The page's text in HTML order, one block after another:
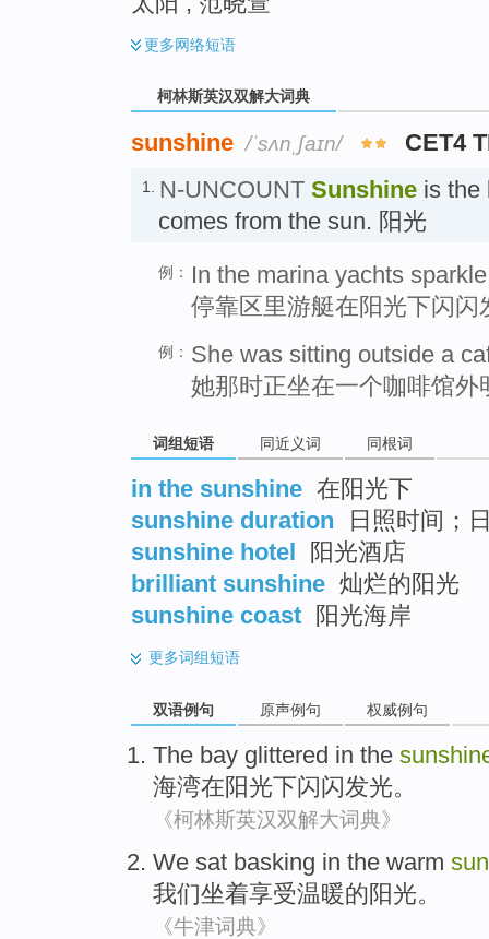
更多网络短语
柯林斯英汉双解大词典
sunshine /ˈsʌnˌʃaɪn/ CET4
1. N-UNCOUNT Sunshine is the
comes from the sun. 阳光
例：
In the marina yachts
停靠区里游艇在阳光下闪闪
例： She was sitting outside a
她那时正坐在一个咖啡馆外
词组短语 同近义词 同根词
in the sunshine 在阳光下
sunshine duration
日照时间；
sunshine hotel
阳光酒店
brilliant sunshine 灿烂的阳光
sunshine coast
阳光海岸
更多词组短语
双语例句 原声例句 权威例句
The bay glittered in the
海湾在阳光下闪闪发光。
《柯林斯英汉双解大词典》
We sat basking in the warm
我们坐着享受温暖的 阳光。
《牛津词典》